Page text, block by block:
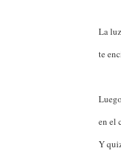
La
te
en el
Y